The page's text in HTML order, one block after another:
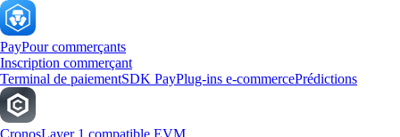
PayPour commerçants
Inscription commerçant
Terminal de paiementSDK PayPlug-ins e-commercePrédictions
CronosLayer 1 compatible EVM